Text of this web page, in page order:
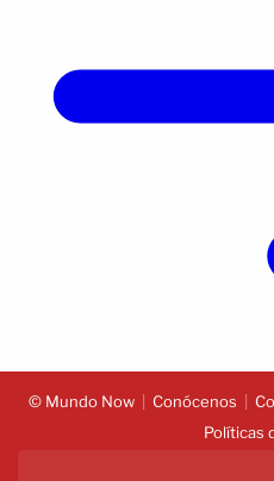
© Mundo Now Conócenos
Políticas